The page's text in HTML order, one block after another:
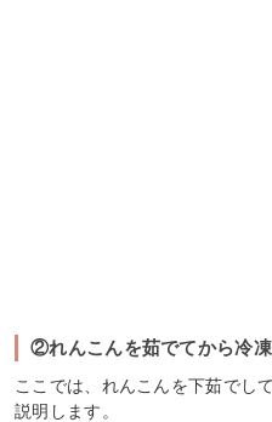
②れんこんを茹でてから冷
ここでは、れんこんを下茹でし
説明します。